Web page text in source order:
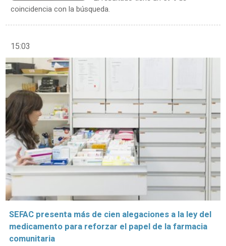
coincidencia con la búsqueda.
15:03
SEFAC presenta más de cien alegaciones a la ley del
medicamento para reforzar el papel de la farmacia
comunitaria